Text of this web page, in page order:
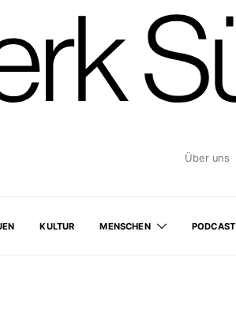
Über uns
KULTUR MENSCHEN PODCAST